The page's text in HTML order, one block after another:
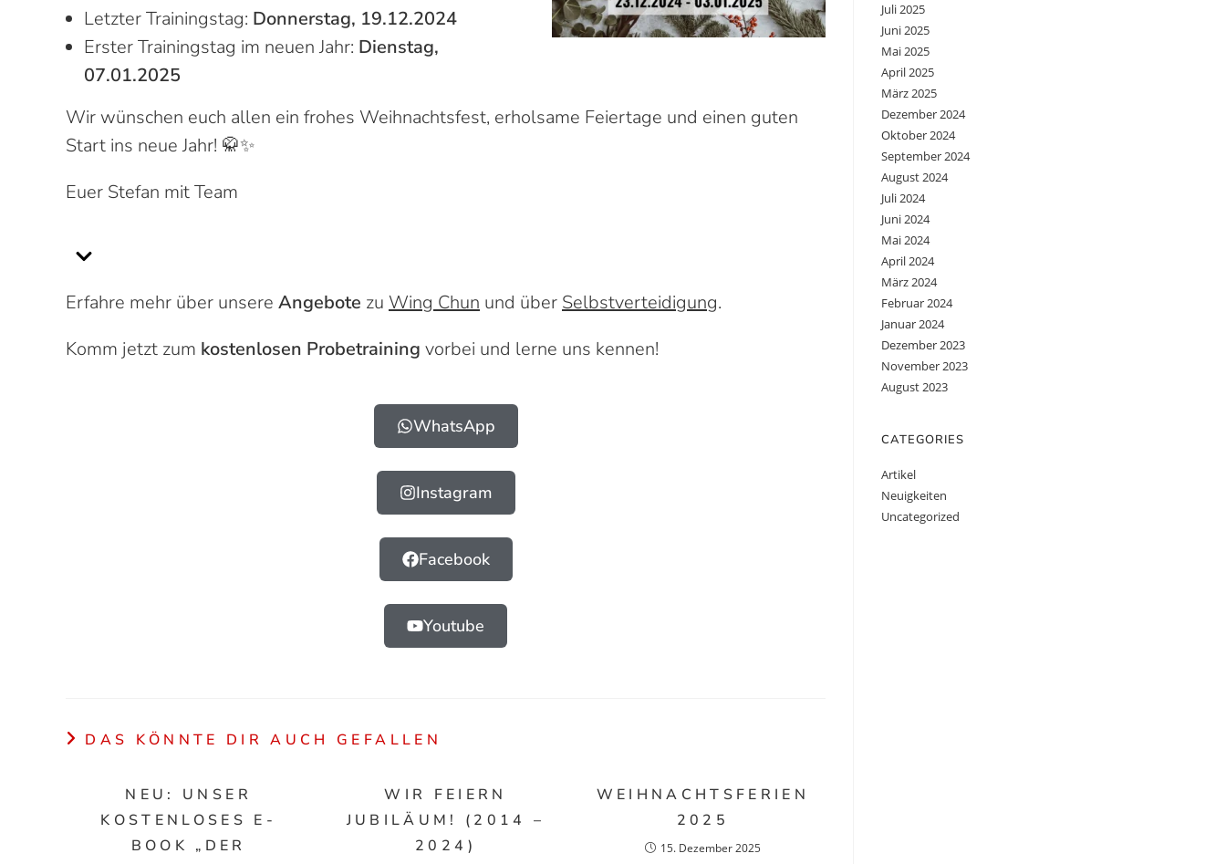
Letzter Trainings­tag: Donnerstag, 19.12.2024
Erster Trainings­tag im neuen Jahr: Dienstag,
07.01.2025
Wir wünschen euch allen ein frohes Weihnachts­fest, erholsame Feiertage und einen guten
Start ins neue Jahr! 🥋✨
Euer Stefan mit Team
Erfahre mehr über unsere Angebote zu Wing Chun und über Selbstverteidigung.
Komm jetzt zum kostenlosen Probetraining vorbei und lerne uns kennen!
WhatsApp
Instagram
Facebook
Youtube
DAS KÖNNTE DIR AUCH GEFALLEN
NEU: UNSER
KOSTENLOSES E-
BOOK „DER
WIR FEIERN
JUBILÄUM! (2014 –
2024)
WEIHNACHTSFERIEN
2025
15. Dezember 2025
Juli 2025
Juni 2025
Mai 2025
April 2025
März 2025
Dezember 2024
Oktober 2024
September 2024
August 2024
Juli 2024
Juni 2024
Mai 2024
April 2024
März 2024
Februar 2024
Januar 2024
Dezember 2023
November 2023
August 2023
CATEGORIES
Artikel
Neuigkeiten
Uncategorized